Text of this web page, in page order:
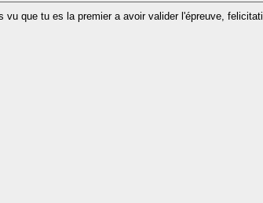
que tu es la premier a avoir valider l'épreuve,